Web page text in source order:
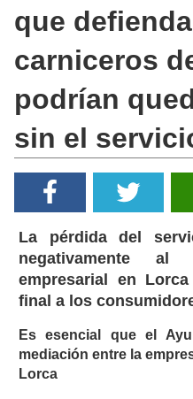
que
carniceros
podrían
sin el
La pérdida del
negativamente al
empresarial en
final a los
Es esencial que el
mediación entre la
Lorca